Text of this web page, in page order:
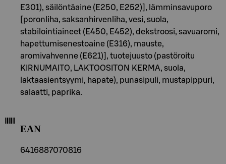
E301), säilöntäaine (E250, E252)], lämminsavuporo
[poronliha, saksanhirvenliha, vesi, suola,
stabilointiaineet (E450, E452), dekstroosi, savuaromi,
hapettumisenestoaine (E316), mauste,
aromivahvenne (E621)], tuotejuusto (pastöroitu
KIRNUMAITO, LAKTOOSITON KERMA, suola,
laktaasientsyymi, hapate), punasipuli, mustapippuri,
salaatti, paprika.
EAN
6416887070816